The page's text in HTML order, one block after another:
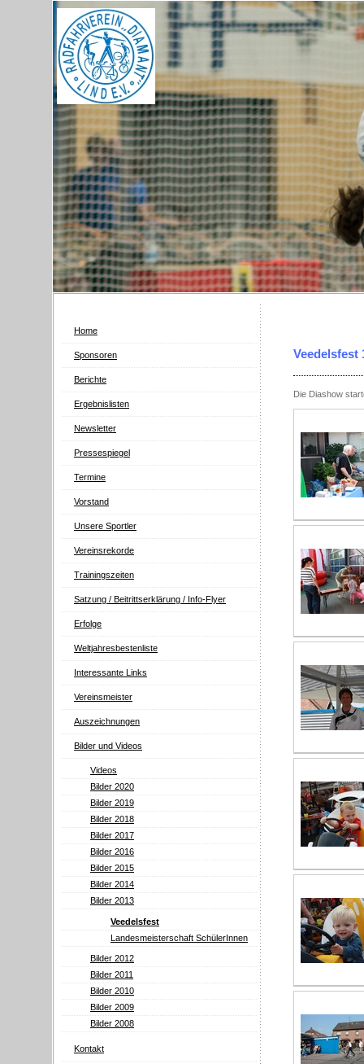
Home
Sponsoren
Berichte
Ergebnislisten
Newsletter
Pressespiegel
Termine
Vorstand
Unsere Sportler
Vereinsrekorde
Trainingszeiten
Satzung / Beitrittserklärung / Info-Flyer
Erfolge
Weltjahresbestenliste
Interessante Links
Vereinsmeister
Auszeichnungen
Bilder und Videos
Videos
Bilder 2020
Bilder 2019
Bilder 2018
Bilder 2017
Bilder 2016
Bilder 2015
Bilder 2014
Bilder 2013
Veedelsfest
Landesmeisterschaft SchülerInnen
Bilder 2012
Bilder 2011
Bilder 2010
Bilder 2009
Bilder 2008
Kontakt
Veedelsfest
Die Diashow